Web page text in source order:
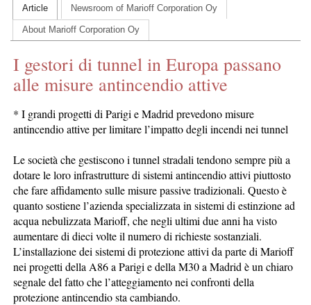
CONTACT US
INS MAIN WEBSITE
ABOUT US
Article Newsroom of Marioff Corporation Oy
About Marioff Corporation Oy
I gestori di tunnel in Europa passano
alle misure antincendio attive
* I grandi progetti di Parigi e Madrid prevedono misure
antincendio attive per limitare l’impatto degli incendi nei tunnel
Le società che gestiscono i tunnel stradali tendono sempre più a
dotare le loro infrastrutture di sistemi antincendio attivi piuttosto
che fare affidamento sulle misure passive tradizionali. Questo è
quanto sostiene l’azienda specializzata in sistemi di estinzione ad
acqua nebulizzata Marioff, che negli ultimi due anni ha visto
aumentare di dieci volte il numero di richieste sostanziali.
L’installazione dei sistemi di protezione attivi da parte di Marioff
nei progetti della A86 a Parigi e della M30 a Madrid è un chiaro
segnale del fatto che l’atteggiamento nei confronti della
protezione antincendio sta cambiando.